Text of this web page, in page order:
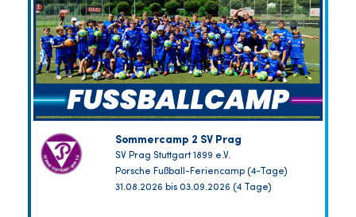
Sommercamp 2 SV Prag
SV Prag Stuttgart 1899 e.V.
Porsche Fußball-Feriencamp (4-Tage)
31.08.2026 bis 03.09.2026 (4 Tage)